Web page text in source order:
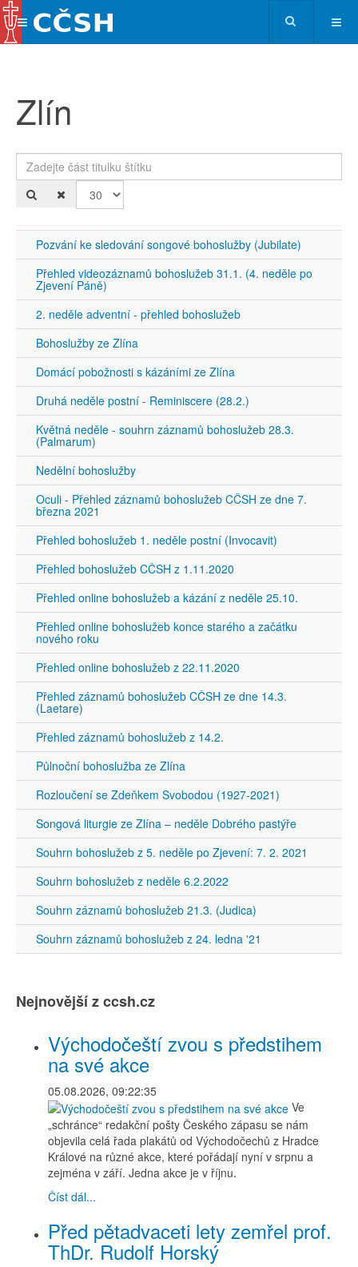
Zlín
Zadejte část titulku štítku
Pozvání ke sledování songové bohoslužby (Jubilate)
Přehled videozáznamů bohoslužeb 31.1. (4. neděle po
Zjevení Páně)
2. neděle adventní - přehled bohoslužeb
Bohoslužby ze Zlína
Domácí pobožnosti s kázáními ze Zlína
Druhá neděle postní - Reminiscere (28.2.)
Květná neděle - souhrn záznamů bohoslužeb 28.3.
(Palmarum)
Nedělní bohoslužby
Oculi - Přehled záznamů bohoslužeb CČSH ze dne 7.
března 2021
Přehled bohoslužeb 1. neděle postní (Invocavit)
Přehled bohoslužeb CČSH z 1.11.2020
Přehled online bohoslužeb a kázání z neděle 25.10.
Přehled online bohoslužeb konce starého a začátku
nového roku
Přehled online bohoslužeb z 22.11.2020
Přehled záznamů bohoslužeb CČSH ze dne 14.3.
(Laetare)
Přehled záznamů bohoslužeb z 14.2.
Půlnoční bohoslužba ze Zlína
Rozloučení se Zdeňkem Svobodou (1927-2021)
Songová liturgie ze Zlína – neděle Dobrého pastýře
Souhrn bohoslužeb z 5. neděle po Zjevení: 7. 2. 2021
Souhrn bohoslužeb z neděle 6.2.2022
Souhrn záznamů bohoslužeb 21.3. (Judica)
Souhrn záznamů bohoslužeb z 24. ledna '21
Nejnovější z ccsh.cz
Východočeští zvou s předstihem
na své akce
05.08.2026, 09:22:35
Ve
„schránce“ redakční pošty Českého zápasu se nám
objevila celá řada plakátů od Východočechů z Hradce
Králové na různé akce, které pořádají nyní v srpnu a
zejména v září. Jedna akce je v říjnu.
Číst dál...
Před pětadvaceti lety zemřel prof.
ThDr. Rudolf Horský